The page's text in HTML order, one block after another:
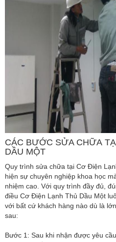
CÁC BƯỚC SỬA CHỮA
DẦU MỘT
Quy trình sửa chữa tại Cơ Điện
hiện sự chuyên nghiệp khoa học
nhiệm cao. Với quy trình đầy đủ,
điều Cơ Điện Lạnh Thủ Dầu Một
với bất cứ khách hàng nào dù là
sau:
Bước 1: Sau khi nhận được yêu